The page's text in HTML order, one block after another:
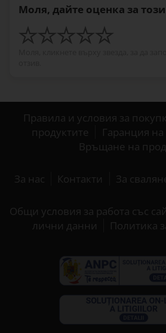
Моля, дайте оценка за
Правила и условия за
продуктите
Гаранция
Връщане на
За нас Контакти За
Общи условия за работа със
лични данни
Политика